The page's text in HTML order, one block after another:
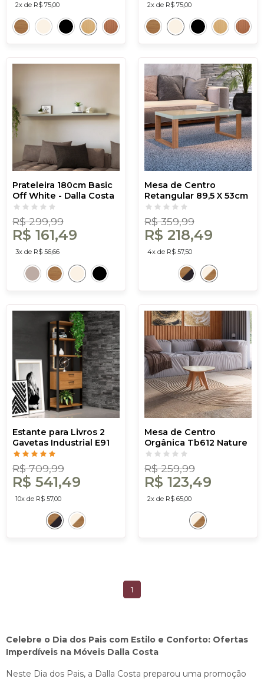
2x de R$ 75,00 2x de R$ 75,00
Prateleira 180cm Basic
Off White - Dalla Costa
R$ 299,99
R$ 161,49
3x de R$ 56,66
Mesa de Centro
Retangular 89,5 X 53cm
Industrial Off
White/Freijó - Dalla
Costa
R$ 359,99
R$ 218,49
4x de R$ 57,50
Estante para Livros 2
Gavetas Industrial E91
Jpf Freijó/Preto - Dalla
Costa
R$ 709,99
R$ 541,49
10x de R$ 57,00
Mesa de Centro
Orgânica Tb612 Nature
Off White/Freijó - Dalla
Costa
R$ 259,99
R$ 123,49
2x de R$ 65,00
1
Celebre o Dia dos Pais com Estilo e Conforto: Ofertas
Imperdíveis na Móveis Dalla Costa
Neste Dia dos Pais, a Dalla Costa preparou uma promoção